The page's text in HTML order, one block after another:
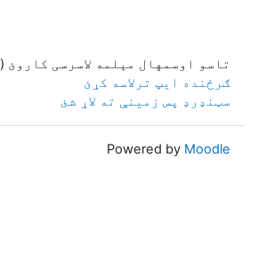
تاسو اوسمهال مېلمه لاسرسی کاروئ (
ګرځنده ایپ ترلاسه کړئ
سټنډرډ پس زمینې ته لاړ شئ
Powered by Moodle